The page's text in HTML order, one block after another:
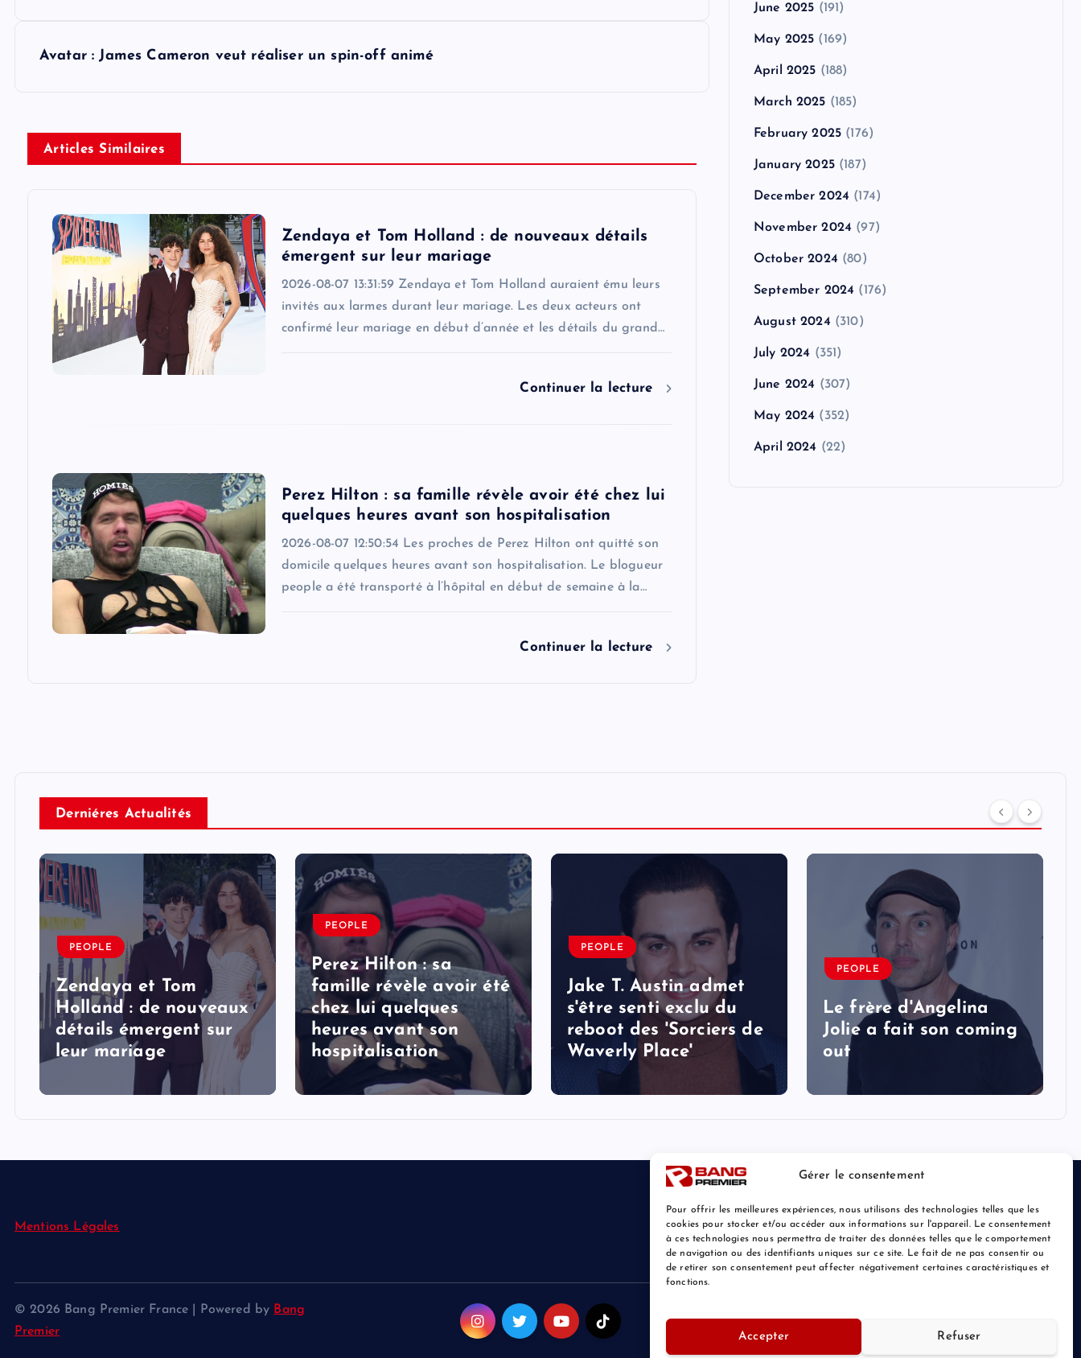
Gérer le consentement
Pour offrir les meilleures expériences, nous utilisons des technologies telles que les
cookies pour stocker et/ou accéder aux informations sur l'appareil. Le consentement
à ces technologies nous permettra de traiter des données telles que le comportement
de navigation ou des identifiants uniques sur ce site. Le fait de ne pas consentir ou
de retirer son consentement peut affecter négativement certaines caractéristiques et
fonctions.
Accepter Refuser
Avatar : James Cameron veut réaliser un spin-off animé
Articles Similaires
Zendaya et Tom Holland : de nouveaux détails
émergent sur leur mariage
2026-08-07 13:31:59 Zendaya et Tom Holland auraient ému leurs
invités aux larmes durant leur mariage. Les deux acteurs ont
confirmé leur mariage en début d’année et les détails du grand…
Continuer la lecture
Perez Hilton : sa famille révèle avoir été chez lui
quelques heures avant son hospitalisation
2026-08-07 12:50:54 Les proches de Perez Hilton ont quitté son
domicile quelques heures avant son hospitalisation. Le blogueur
people a été transporté à l’hôpital en début de semaine à la…
Continuer la lecture
June 2025 (191)
May 2025 (169)
April 2025 (188)
March 2025 (185)
February 2025 (176)
January 2025(187)
December 2024 (174)
November 2024 (97)
October 2024 (80)
September 2024 (176)
August 2024 (310)
July 2024 (351)
June 2024 (307)
May 2024 (352)
April 2024 (22)
Derniéres Actualités
PEOPLE
Zendaya et Tom
Holland : de nouveaux
détails émergent sur
leur mariage
PEOPLE
Perez Hilton : sa
famille révèle avoir été
chez lui quelques
heures avant son
hospitalisation
PEOPLE
Jake T. Austin admet
s'être senti exclu du
reboot des 'Sorciers de
Waverly Place'
PEOPLE
Le frère d'Angelina
Jolie a fait son coming
out
Mentions Légales
© 2026 Bang Premier France | Powered by Bang
Premier